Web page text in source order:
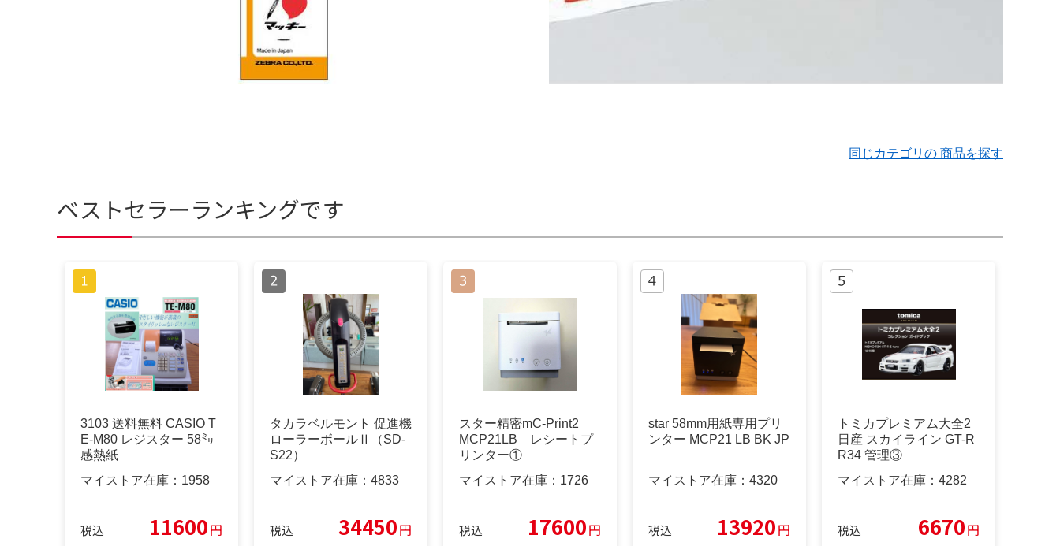
同じカテゴリの 商品を探す
ベストセラーランキングです
3103 送料無料 CASIO T
E-M80 レジスター 58㍉
感熱紙
マイストア在庫： 1958
税込 11600円
タカラベルモント 促進機
ローラーボールⅡ（SD-
S22）
マイストア在庫： 4833
税込 34450円
スター精密mC-Print2
MCP21LB レシートプ
リンター①
マイストア在庫： 1726
税込 17600円
star 58mm用紙専用プリ
ンター MCP21 LB BK JP
マイストア在庫： 4320
税込 13920円
トミカプレミアム大全2
日産 スカイライン GT-R
R34 管理③
マイストア在庫： 4282
税込 6670円